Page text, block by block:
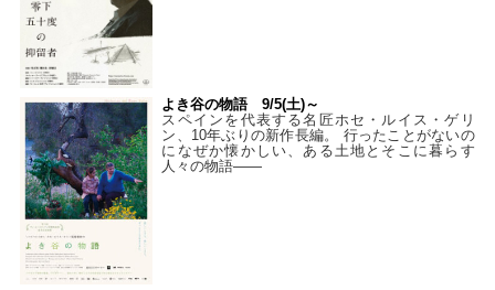
よき谷の物語 9/5(土)～
スペインを代表する名匠ホセ・ルイス・ゲリ
ン、10年ぶりの新作長編。 行ったことがないの
になぜか懐かしい、ある土地とそこに暮らす
人々の物語――